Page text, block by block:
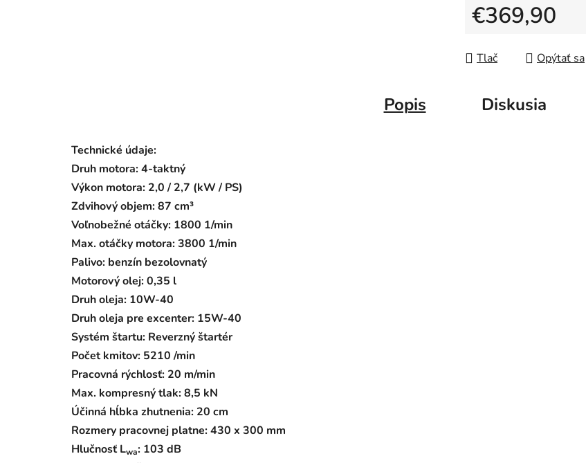
€369,90
Tlač
Opýtať sa
Popis Diskusia
Technické údaje:
Druh motora: 4-taktný
Výkon motora: 2,0 / 2,7 (kW / PS)
Zdvihový objem: 87 cm³
Voľnobežné otáčky: 1800 1/min
Max. otáčky motora: 3800 1/min
Palivo: benzín bezolovnatý
Motorový olej: 0,35 l
Druh oleja: 10W-40
Druh oleja pre excenter: 15W-40
Systém štartu: Reverzný štartér
Počet kmitov: 5210 /min
Pracovná rýchlosť: 20 m/min
Max. kompresný tlak: 8,5 kN
Účinná hĺbka zhutnenia: 20 cm
Rozmery pracovnej platne: 430 x 300 mm
Hlučnosť Lwa: 103 dB